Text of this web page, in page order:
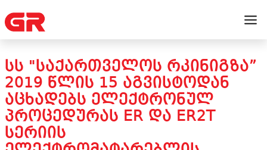
ᲡᲡ "ᲡᲐᲥᲐᲠᲗᲕᲔᲚᲝᲡ ᲠᲙᲘᲜᲘᲒᲖᲐ”
2019 ᲬᲚᲘᲡ 15 ᲐᲒᲕᲘᲡᲢᲝᲓᲐᲜ
ᲐᲪᲮᲐᲓᲔᲑᲡ ᲔᲚᲔᲥᲢᲠᲝᲜᲣᲚ
ᲞᲠᲝᲪᲔᲓᲣᲠᲐᲡ ER ᲓᲐ ER2T
ᲡᲔᲠᲘᲘᲡ